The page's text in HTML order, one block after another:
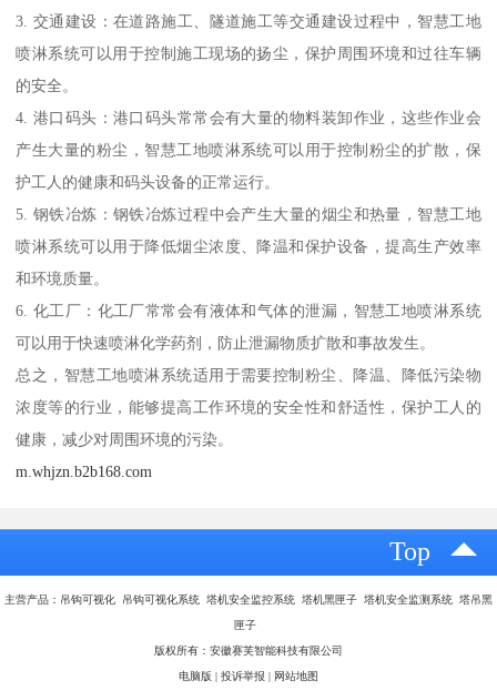
3. 交通建设：在道路施工、隧道施工等交通建设过程中，智慧工地
喷淋系统可以用于控制施工现场的扬尘，保护周围环境和过往车辆
的安全。
4. 港口码头：港口码头常常会有大量的物料装卸作业，这些作业会
产生大量的粉尘，智慧工地喷淋系统可以用于控制粉尘的扩散，保
护工人的健康和码头设备的正常运行。
5. 钢铁冶炼：钢铁冶炼过程中会产生大量的烟尘和热量，智慧工地
喷淋系统可以用于降低烟尘浓度、降温和保护设备，提高生产效率
和环境质量。
6. 化工厂：化工厂常常会有液体和气体的泄漏，智慧工地喷淋系统
可以用于快速喷淋化学药剂，防止泄漏物质扩散和事故发生。
总之，智慧工地喷淋系统适用于需要控制粉尘、降温、降低污染物
浓度等的行业，能够提高工作环境的安全性和舒适性，保护工人的
健康，减少对周围环境的污染。
m.whjzn.b2b168.com
Top
主营产品：吊钩可视化 吊钩可视化系统 塔机安全监控系统 塔机黑匣子 塔机安全监测系统 塔吊黑
匣子
版权所有：安徽赛芙智能科技有限公司
电脑版 | 投诉举报 | 网站地图